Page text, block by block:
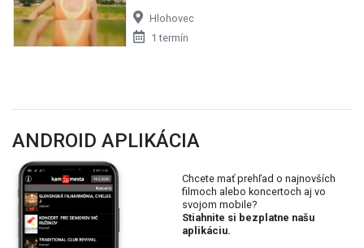
Hlohovec
1 termín
ANDROID APLIKÁCIA
Chcete mať prehľad o najnovších
filmoch alebo koncertoch aj vo
svojom mobile?
Stiahnite si bezplatne našu
aplikáciu.